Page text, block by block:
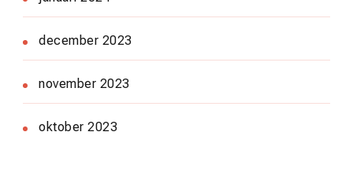
december 2023
november 2023
oktober 2023